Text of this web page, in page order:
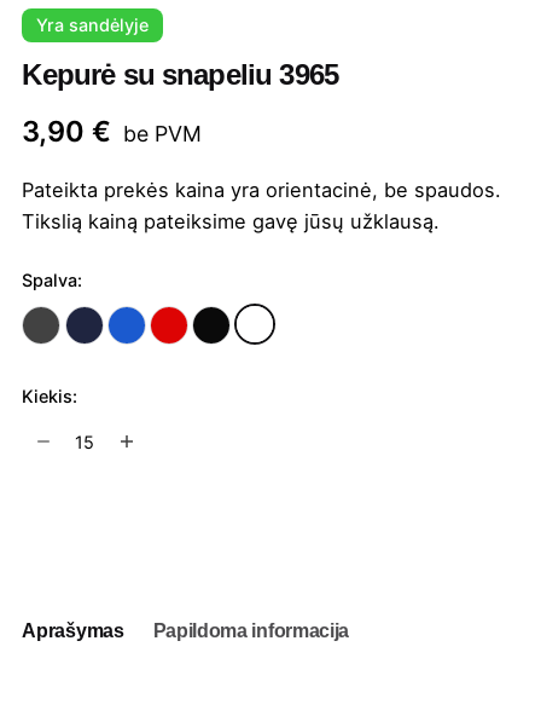
Yra sandėlyje
Kepurė su snapeliu 3965
3,90€ be PVM
Pateikta prekės kaina yra orientacinė, be spaudos.
Tikslią kainą pateiksime gavę jūsų užklausą.
Spalva:
Kiekis:
produkto
Aprašymas Papildoma informacija